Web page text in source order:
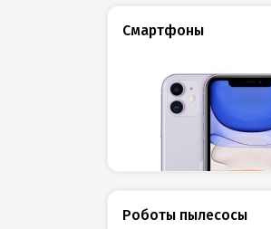
Смартфоны
Роботы пылесосы